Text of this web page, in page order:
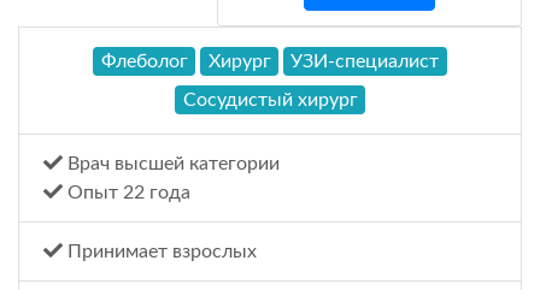
Флеболог Хирург
УЗИ-специалист
Сосудистый хирург
Врач высшей категории
Опыт 22 года
Принимает взрослых